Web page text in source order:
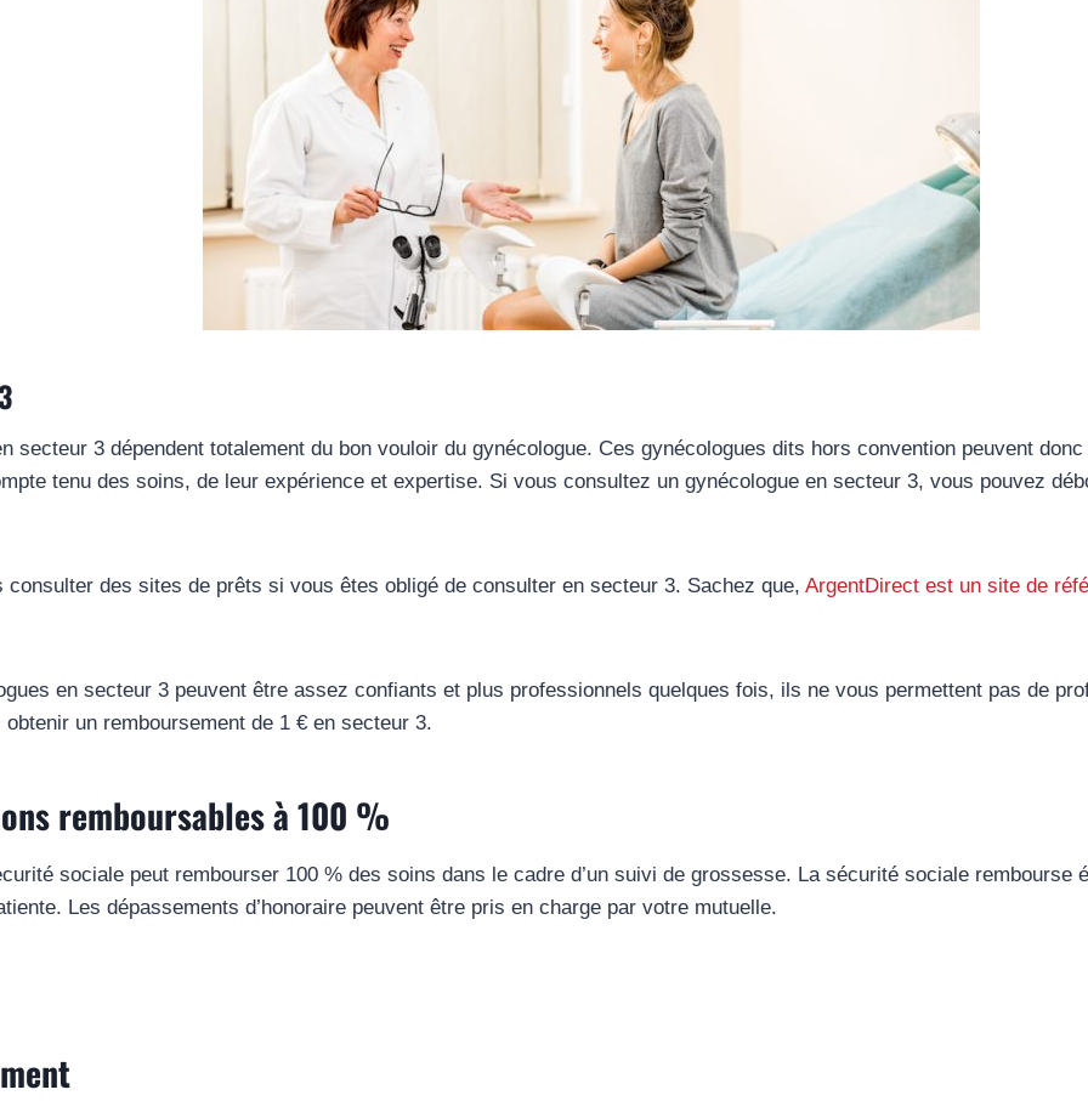
secteur 3 dépendent totalement du bon vouloir du gynécologue. Ces gynécologues dits hors convention peuvent
tenu des soins, de leur expérience et expertise. Si vous consultez un gynécologue en secteur 3, vous pouvez
consulter des sites de prêts si vous êtes obligé de consulter en secteur 3. Sachez que, ArgentDirect est un site de
en secteur 3 peuvent être assez confiants et plus professionnels quelques fois, ils ne vous permettent pas de
un remboursement de 1 € en secteur 3.
remboursables à 100 %
sociale peut rembourser 100 % des soins dans le cadre d’un suivi de grossesse. La sécurité sociale rembourse
Les dépassements d’honoraire peuvent être pris en charge par votre mutuelle.